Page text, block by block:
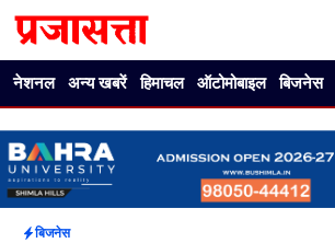
नेशनल अन्य खबरें हिमाचल ऑटोमोबाइल बिजनेस
बिजनेस